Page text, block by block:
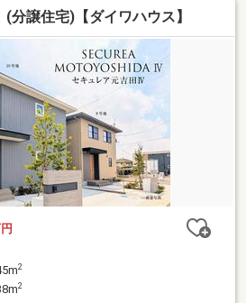
譲住宅)【ダイワハウス】
2
2